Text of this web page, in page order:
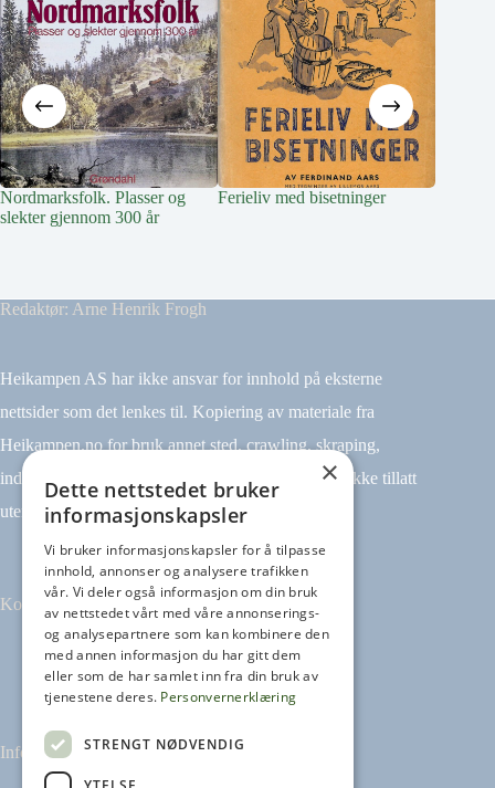
Nordmarksfolk. Plasser og
slekter gjennom 300 år
Ferieliv med bisetninger
Redaktør: Arne Henrik Frogh
Heikampen AS har ikke ansvar for innhold på eksterne
nettsider som det lenkes til. Kopiering av materiale fra
Heikampen.no for bruk annet sted, crawling, skraping,
indeksering (for eksempel tekst og datamining) er ikke tillatt
uten avtale.
Kontakt
Tilbakemeldinger
kontakt@heikampen.no
Informasjon
×
Dette nettstedet bruker
informasjonskapsler
Vi bruker informasjonskapsler for å tilpasse
innhold, annonser og analysere trafikken
vår. Vi deler også informasjon om din bruk
av nettstedet vårt med våre annonserings-
og analysepartnere som kan kombinere den
med annen informasjon du har gitt dem
eller som de har samlet inn fra din bruk av
tjenestene deres. Personvernerklæring
STRENGT NØDVENDIG